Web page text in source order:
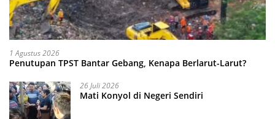
1 Agustus 2026
Penutupan TPST Bantar Gebang, Kenapa Berlarut-Larut?
26 Juli 2026
Mati Konyol di Negeri Sendiri